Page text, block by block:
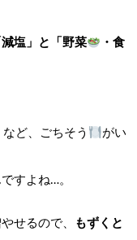
減塩」と「野菜
・食
など、ごちそう
がい
すよね…。
せるので、 もずくと